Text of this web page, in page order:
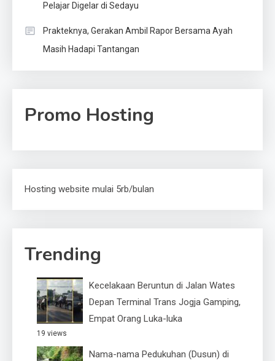
Pelajar Digelar di Sedayu
Prakteknya, Gerakan Ambil Rapor Bersama Ayah
Masih Hadapi Tantangan
Promo Hosting
Hosting website mulai 5rb/bulan
Trending
Kecelakaan Beruntun di Jalan Wates
Depan Terminal Trans Jogja Gamping,
Empat Orang Luka-luka
19 views
Nama-nama Pedukuhan (Dusun) di